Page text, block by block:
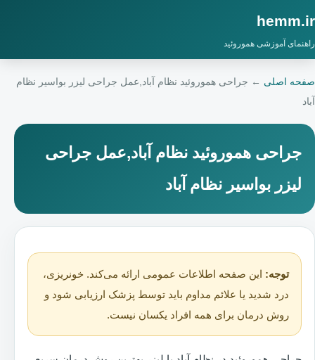
hemm.ir
راهنمای آموزشی هموروئید
صفحه اصلی ← جراحی هموروئید نظام آباد,عمل جراحی لیزر بواسیر نظام
آباد
جراحی هموروئید نظام آباد,عمل جراحی
لیزر بواسیر نظام آباد
توجه: این صفحه اطلاعات عمومی ارائه می‌کند. خونریزی،
درد شدید یا علائم مداوم باید توسط پزشک ارزیابی شود و
روش درمان برای همه افراد یکسان نیست.